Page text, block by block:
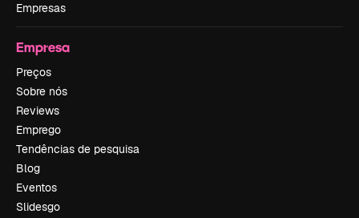
Empresas
Empresa
Preços
Sobre nós
Reviews
Emprego
Tendências de pesquisa
Blog
Eventos
Slidesgo